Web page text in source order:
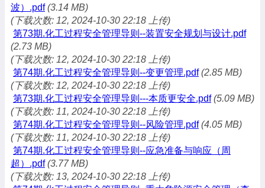
波）.pdf (3.14 MB)
(下载次数: 12, 2024-10-30 22:18 上传)
第73期.化工过程安全管理导则--装置安全规划与设计.pdf
(2.73 MB)
(下载次数: 12, 2024-10-30 22:18 上传)
第74期.化工过程安全管理导则--变更管理.pdf (2.85 MB)
(下载次数: 12, 2024-10-30 22:18 上传)
第73期.化工过程安全管理导则---本质更安全.pdf (5.09 MB)
(下载次数: 11, 2024-10-30 22:18 上传)
第74期.化工过程安全管理导则--风险管理.pdf (4.05 MB)
(下载次数: 11, 2024-10-30 22:18 上传)
第74期.化工过程安全管理导则--应急准备与响应（周
超）.pdf (3.77 MB)
(下载次数: 13, 2024-10-30 22:18 上传)